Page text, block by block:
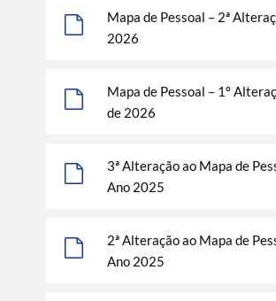
Mapa de Pessoal – 2ª
2026
Mapa de Pessoal – 1º
de 2026
3ª Alteração ao Mapa de
Ano 2025
2ª Alteração ao Mapa de
Ano 2025